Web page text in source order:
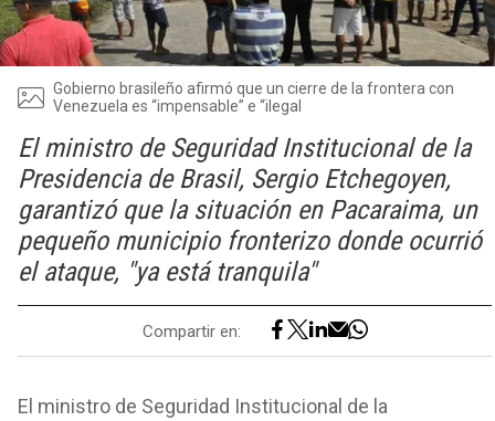
Gobierno brasileño afirmó que un cierre de la frontera con
Venezuela es “impensable” e “ilegal
El ministro de Seguridad Institucional de la
Presidencia de Brasil, Sergio Etchegoyen,
garantizó que la situación en Pacaraima, un
pequeño municipio fronterizo donde ocurrió
el ataque, "ya está tranquila"
Compartir en:
El ministro de Seguridad Institucional de la